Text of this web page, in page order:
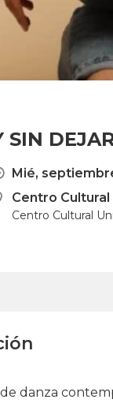
SIN
Mié,
Centro
Centro Cultural
danza